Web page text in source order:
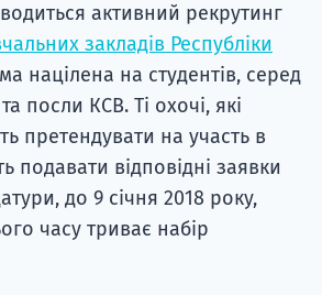
активний рекрутинг
закладів Республіки
націлена на студентів, серед
посли КСВ. Ті охочі, які
претендувати на участь в
подавати відповідні заявки
до 9 січня 2018 року,
часу триває набір